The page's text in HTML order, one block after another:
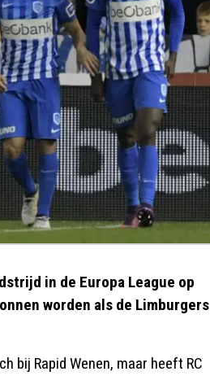
in de Europa League op
worden als de Limburgers
bij Rapid Wenen, maar heeft RC